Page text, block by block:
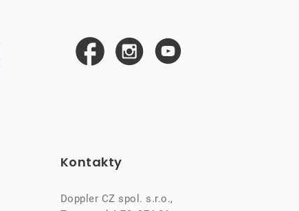
Kontakty
Doppler CZ spol. s.r.o.,